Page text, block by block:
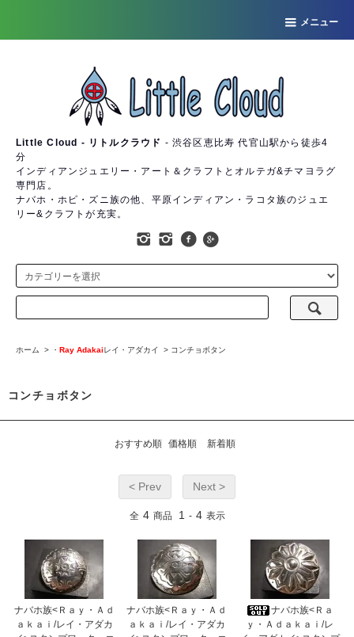
メニュー
Little Cloud - リトルクラウド - 渋谷区恵比寿 代官山駅から徒歩4
分
インディアンジュエリー・アート＆クラフトとオルテガ&チマヨラグ
専門店。
ナバホ・ホピ・ズニ族の他、平原インディアン・ラコタ族のジュエ
リー&クラフトが充実。
ホーム > ・ Ray Adakaiレイ・アダカイ > コンチョボタン
コンチョボタン
おすすめ順 価格順 新着順
< Prev Next >
全 4 商品 1 - 4 表示
ナバホ族<Ｒａｙ・Ａｄ
ａｋａｉ/レイ・アダカ
ナバホ族<Ｒａｙ・Ａｄ
ａｋａｉ/レイ・アダカ
ナバホ族<Ｒａ
ｙ・Ａｄａｋａｉ/レ